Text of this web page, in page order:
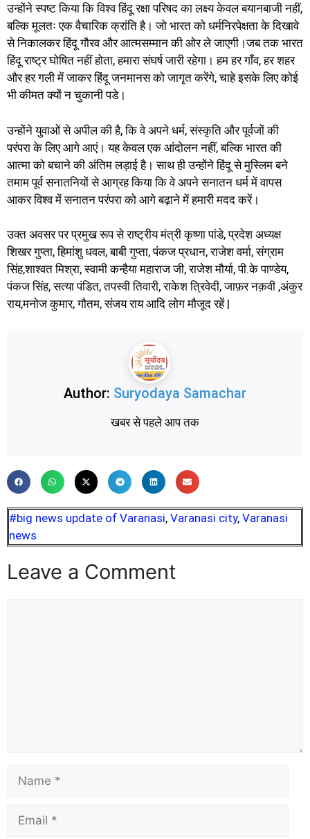
उन्होंने स्पष्ट किया कि विश्व हिंदू रक्षा परिषद का लक्ष्य केवल बयानबाजी नहीं,
बल्कि मूलतः एक वैचारिक क्रांति है। जो भारत को धर्मनिरपेक्षता के दिखावे
से निकालकर हिंदू गौरव और आत्मसम्मान की ओर ले जाएगी।जब तक भारत
हिंदू राष्ट्र घोषित नहीं होता, हमारा संघर्ष जारी रहेगा। हम हर गाँव, हर शहर
और हर गली में जाकर हिंदू जनमानस को जागृत करेंगे, चाहे इसके लिए कोई
भी कीमत क्यों न चुकानी पडे।
उन्होंने युवाओं से अपील की है, कि वे अपने धर्म, संस्कृति और पूर्वजों की
परंपरा के लिए आगे आएं। यह केवल एक आंदोलन नहीं, बल्कि भारत की
आत्मा को बचाने की अंतिम लड़ाई है। साथ ही उन्होंने हिंदू से मुस्लिम बने
तमाम पूर्व सनातनियों से आग्रह किया कि वे अपने सनातन धर्म में वापस
आकर विश्व में सनातन परंपरा को आगे बढ़ाने में हमारी मदद करें।
उक्त अवसर पर प्रमुख रूप से राष्ट्रीय मंत्री कृष्णा पांडे, प्रदेश अध्यक्ष
शिखर गुप्ता, हिमांशु धवल, बाबी गुप्ता, पंकज प्रधान, राजेश वर्मा, संग्राम
सिंह,शाश्वत मिश्रा, स्वामी कन्हैया महाराज जी, राजेश मौर्या, पी.के पाण्डेय,
पंकज सिंह, सत्या पंडित, तपस्वी तिवारी, राकेश त्रिवेदी, जाफ़र नक़वी ,अंकुर
राय,मनोज कुमार, गौतम, संजय राय आदि लोग मौजूद रहें |
Author: Suryodaya Samachar
खबर से पहले आप तक
#big news update of Varanasi, Varanasi city, Varanasi
news
Leave a Comment